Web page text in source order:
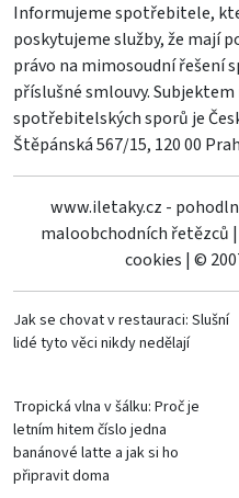
Informujeme spotřebitele,
poskytujeme služby, že mají
právo na mimosoudní řešení
příslušné smlouvy.
spotřebitelských sporů je
Štěpánská 567/15, 120 00
www.iletaky.cz -
maloobchodních řetězců |
cookies | ©
Jak se chovat v restauraci: Slušní
lidé tyto věci nikdy nedělají
Tropická vlna v šálku: Proč je
letním hitem číslo jedna
banánové latte a jak si ho
připravit doma